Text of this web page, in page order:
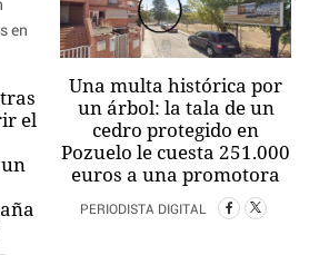
el
Una multa histórica por
un árbol: la tala de un
cedro protegido en
Pozuelo le cuesta 251.000
euros a una promotora
PERIODISTA DIGITAL